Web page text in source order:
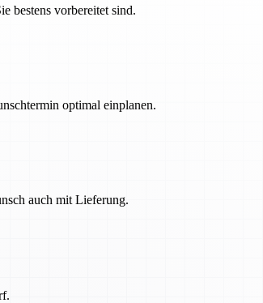
bestens vorbereitet sind.
optimal einplanen.
auch mit Lieferung.